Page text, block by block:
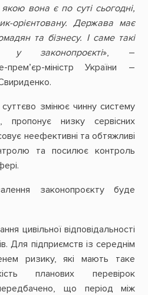
вона є по суті сьогодні,
орієнтовану. Держава має
та бізнесу. І саме такі
у законопроєкті», –
прем’єр-міністр України –
суттєво змінює чинну систему
пропонує низку сервісних
неефективні та обтяжливі
та посилює контроль
законопроєкту буде
цивільної відповідальності
Для підприємств із середнім
ризику, які мають таке
планових перевірок
що період між